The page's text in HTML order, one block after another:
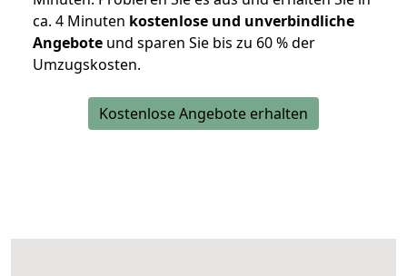
ca. 4 Minuten kostenlose und unverbindliche
Angebote und sparen Sie bis zu 60 % der
Umzugskosten.
Kostenlose Angebote erhalten